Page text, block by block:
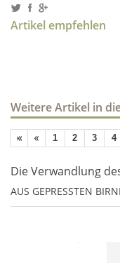
Artikel empfehlen
Weitere Artikel in
1 2 3 4
Die Verwandlung
AUS GEPRESSTEN